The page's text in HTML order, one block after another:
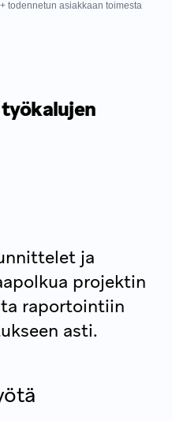
+ todennetun asiakkaan toimesta
ja
projektin
raportointiin
asti.